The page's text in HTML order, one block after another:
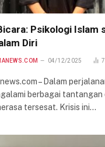
Psikologi Islam
Diri
04/12/2025
– Dalam
berbagai tantangan
tersesat. Krisis ini…